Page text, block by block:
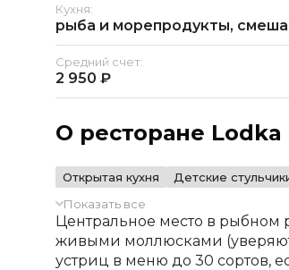
Кухня:
рыба и морепродукты,
Средний счет:
2 950 ₽
О ресторане Lodka
Открытая кухня Детские
Показать все
Центральное место в рыбном
живыми моллюсками
устриц в меню до 30 сортов,